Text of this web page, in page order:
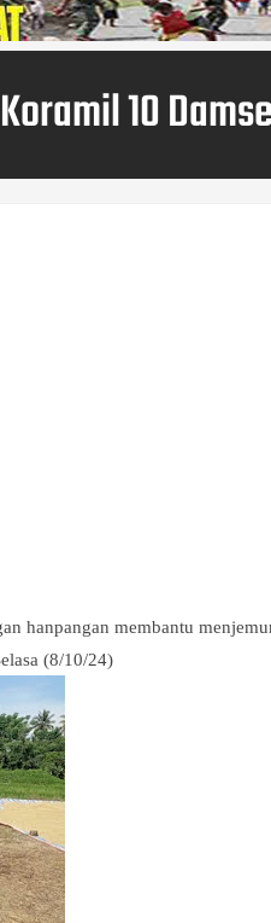
10
hanpangan membantu
(8/10/24)